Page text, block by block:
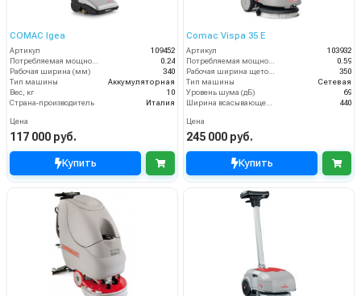
COMAC Igea
Артикул
109452
0.24
Рабочая ширина (мм)
340
Тип машины
Аккумуляторная
Вес, кг
10
Страна-производитель
Италия
Цена
117 000 руб.
Купить
Comac Vispa 35 Е
Артикул
103932
0.59
350
Тип машины
Сетевая
Уровень шума (дБ)
69
440
Цена
245 000 руб.
Купить